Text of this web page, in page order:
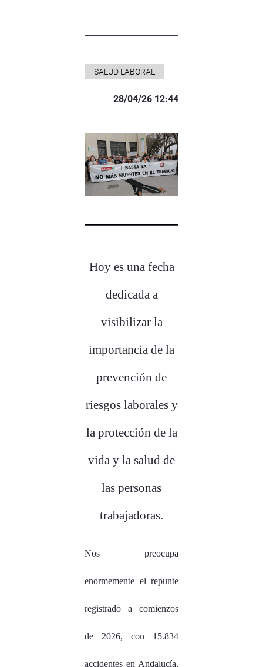
SALUD LABORAL
28/04/26 12:44
Hoy es una fecha
dedicada a
visibilizar la
importancia de la
prevención de
riesgos laborales y
la protección de la
vida y la salud de
las personas
trabajadoras.
Nos preocupa
enormemente el repunte
registrado a comienzos
de 2026, con 15.834
accidentes en Andalucía,